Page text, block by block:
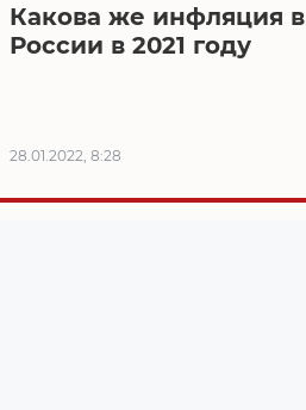
Какова же инфляция в
России в 2021 году
28.01.2022, 8:28